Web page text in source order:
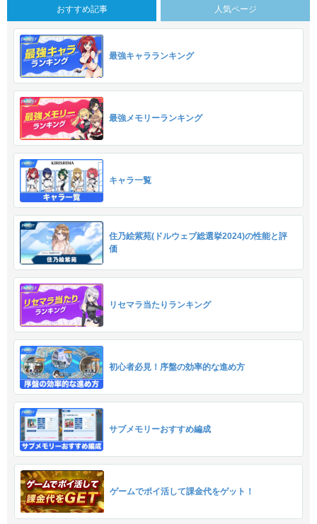
おすすめ記事 人気ページ
最強キャラランキング
最強メモリーランキング
キャラ一覧
住乃絵紫苑(ドルウェブ総選挙2024)の性能と評
価
リセマラ当たりランキング
初心者必見！序盤の効率的な進め方
サブメモリーおすすめ編成
ゲームでポイ活して課金代をゲット！